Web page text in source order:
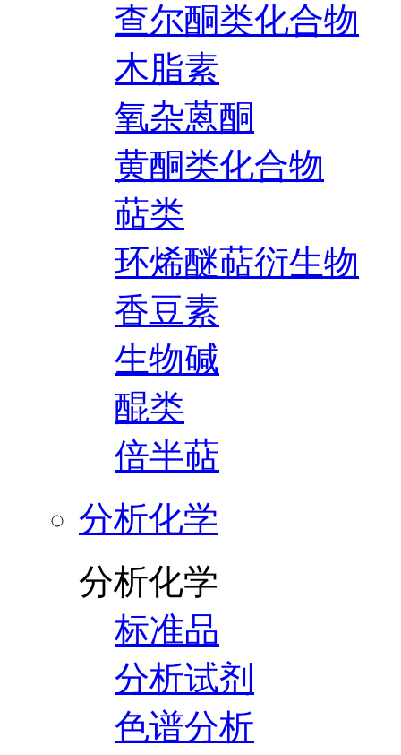
查尔酮类化合物
木脂素
氧杂蒽酮
黄酮类化合物
萜类
环烯醚萜衍生物
香豆素
生物碱
醌类
倍半萜
分析化学
分析化学
标准品
分析试剂
色谱分析